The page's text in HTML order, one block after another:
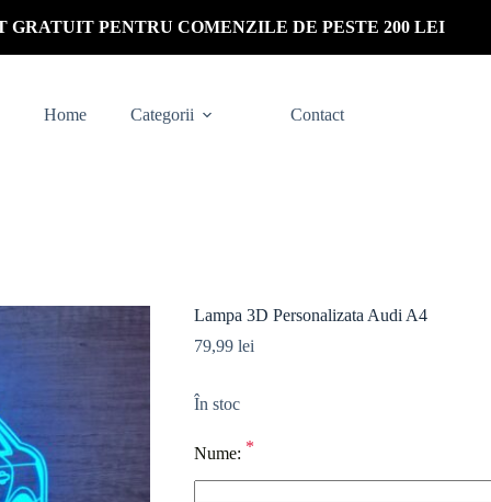
GRATUIT PENTRU COMENZILE DE PESTE 200 LEI
Home Categorii Contact
Lampa 3D Personalizata Audi A4
79,99 lei
În stoc
Nume: *